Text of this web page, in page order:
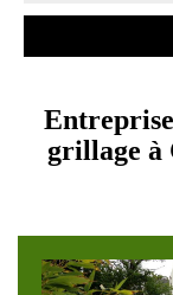
grillage à